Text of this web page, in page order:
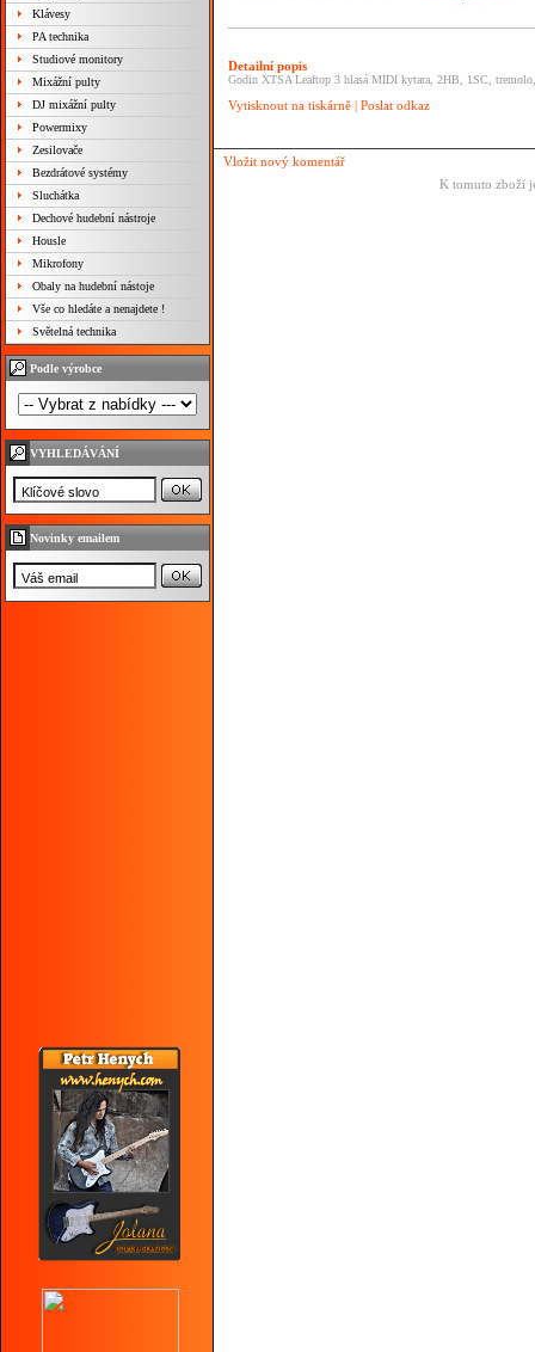
Klávesy
PA technika
Studiové monitory
Mixážní pulty
DJ mixážní pulty
Powermixy
Zesilovače
Bezdrátové systémy
Sluchátka
Dechové hudební nástroje
Housle
Mikrofony
Obaly na hudební nástoje
Vše co hledáte a nenajdete !
Světelná technika
Podle výrobce
VYHLEDÁVÁNÍ
Novinky emailem
Detailní popis
Godin XTSA Leaftop 3 hlasá MIDI kytara, 2HB, 1SC,
Vytisknout na tiskárně | Poslat odkaz
Vložit nový komentář
K tomuto zboží